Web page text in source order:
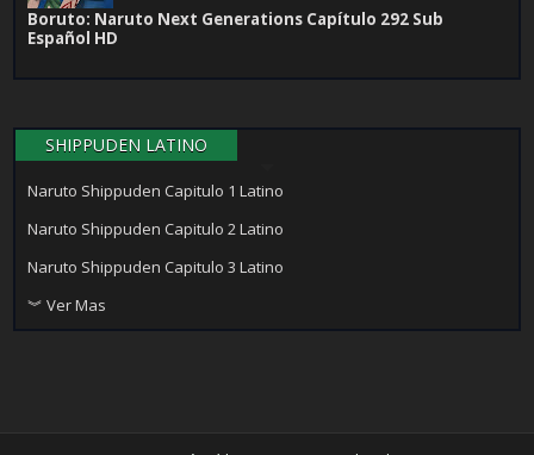
Boruto: Naruto Next Generations Capítulo 292 Sub
Español HD
SHIPPUDEN LATINO
Naruto Shippuden Capitulo 1 Latino
Naruto Shippuden Capitulo 2 Latino
Naruto Shippuden Capitulo 3 Latino
︾ Ver Mas